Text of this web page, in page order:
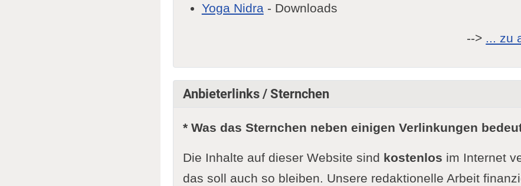
Yoga Nidra- Downloads
--> ... zu
Anbieterlinks / Sternchen
* Was das Sternchen neben einigen Verlinkungen
Die Inhalte auf dieser Website sind kostenlos im Internet
das soll auch so bleiben. Unsere redaktionelle Arbeit